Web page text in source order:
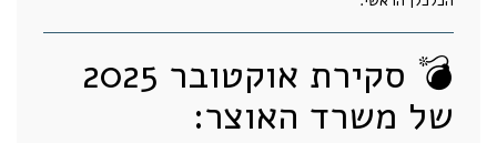
💣 סקירת אוקטובר 2025
של משרד האוצר: